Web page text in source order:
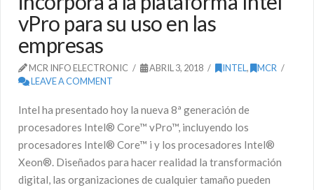
vPro para su uso en las
empresas
MCR INFO ELECTRONIC ABRIL 3, 2018 INTEL,
MCR
LEAVE A COMMENT
Intel ha presentado hoy la nueva 8ª generación de
procesadores Intel® Core™ vPro™, incluyendo los
procesadores Intel® Core™ i y los procesadores Intel®
Xeon®. Diseñados para hacer realidad la transformación
digital, las organizaciones de cualquier tamaño pueden